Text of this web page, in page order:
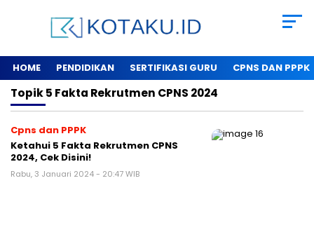
HOME PENDIDIKAN SERTIFIKASI GURU CPNS DAN PPPK
Topik5 Fakta Rekrutmen CPNS 2024
Cpns dan PPPK
Ketahui 5 Fakta Rekrutmen CPNS
2024, Cek Disini!
Rabu, 3 Januari 2024 - 20:47 WIB